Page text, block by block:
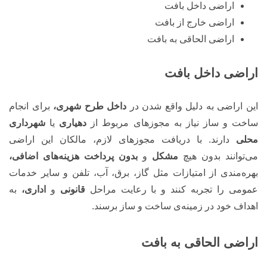
اراضی داخل بافت
اراضی خارج از بافت
اراضی الحاقی به بافت
اراضی داخل بافت
این اراضی به دلیل واقع شدن در داخل طرح شهری، برای انجام
ساخت و ساز نیاز به مجوزهای مربوط از دهیاری یا شهرداری
محلی دارند. با دریافت مجوزهای لازم، مالکان این اراضی
می‌توانند بدون هیچ مشکل و بدون پرداخت هزینه‌های اضافی،
بهره‌مندی از امتیازات مثل گاز، برق، آب، تلفن و سایر خدمات
عمومی را تجربه کنند و با رعایت مراحل قانونی و اداری، به
اهداف خود در زمینه‌ی ساخت و ساز برسند.
اراضی الحاقی به بافت